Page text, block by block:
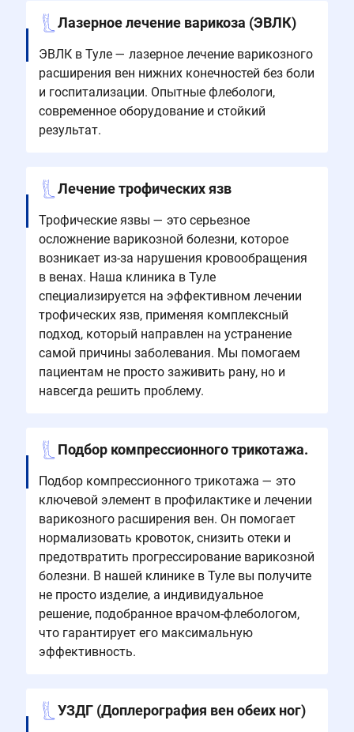
Лазерное лечение варикоза (ЭВЛК)
ЭВЛК в Туле — лазерное лечение варикозного
расширения вен нижних конечностей без боли
и госпитализации. Опытные флебологи,
современное оборудование и стойкий
результат.
Лечение трофических язв
Трофические язвы — это серьезное
осложнение варикозной болезни, которое
возникает из-за нарушения кровообращения
в венах. Наша клиника в Туле
специализируется на эффективном лечении
трофических язв, применяя комплексный
подход, который направлен на устранение
самой причины заболевания. Мы помогаем
пациентам не просто заживить рану, но и
навсегда решить проблему.
Подбор компрессионного трикотажа.
Подбор компрессионного трикотажа — это
ключевой элемент в профилактике и лечении
варикозного расширения вен. Он помогает
нормализовать кровоток, снизить отеки и
предотвратить прогрессирование варикозной
болезни. В нашей клинике в Туле вы получите
не просто изделие, а индивидуальное
решение, подобранное врачом-флебологом,
что гарантирует его максимальную
эффективность.
УЗДГ (Доплерография вен обеих ног)